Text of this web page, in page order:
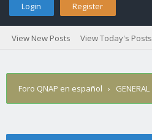
Login Register
View New Posts View Today's Posts
Foro QNAP en español › GENERAL